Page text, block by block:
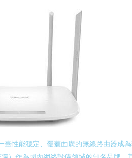
臺性能穩定、覆蓋面廣的無線路由器成